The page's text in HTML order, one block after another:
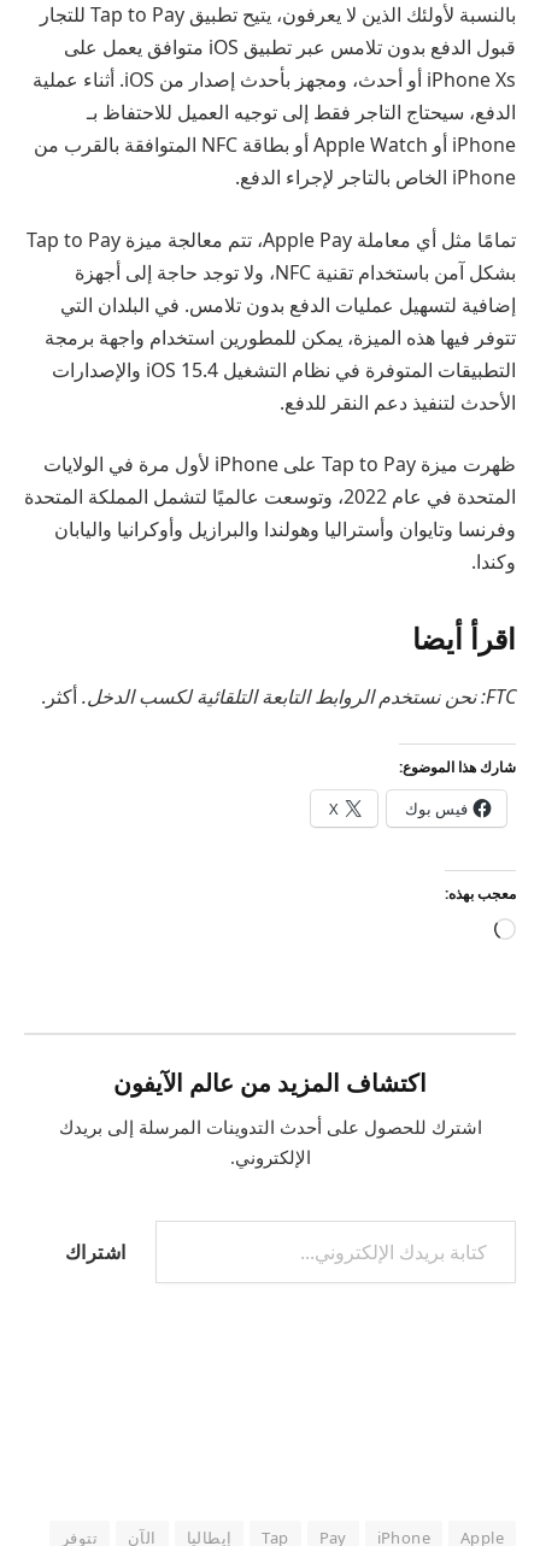
بالنسبة لأولئك الذين لا يعرفون، يتيح تطبيق Tap to Pay للتجار
قبول الدفع بدون تلامس عبر تطبيق iOS متوافق يعمل على
iPhone Xs أو أحدث، ومجهز بأحدث إصدار من iOS. أثناء عملية
الدفع، سيحتاج التاجر فقط إلى توجيه العميل للاحتفاظ بـ
iPhone أو Apple Watch أو بطاقة NFC المتوافقة بالقرب من
iPhone الخاص بالتاجر لإجراء الدفع.
تمامًا مثل أي معاملة Apple Pay، تتم معالجة ميزة Tap to Pay
بشكل آمن باستخدام تقنية NFC، ولا توجد حاجة إلى أجهزة
إضافية لتسهيل عمليات الدفع بدون تلامس. في البلدان التي
تتوفر فيها هذه الميزة، يمكن للمطورين استخدام واجهة برمجة
التطبيقات المتوفرة في نظام التشغيل iOS 15.4 والإصدارات
الأحدث لتنفيذ دعم النقر للدفع.
ظهرت ميزة Tap to Pay على iPhone لأول مرة في الولايات
المتحدة في عام 2022، وتوسعت عالميًا لتشمل المملكة المتحدة
وفرنسا وتايوان وأستراليا وهولندا والبرازيل وأوكرانيا واليابان
وكندا.
اقرأ أيضا
FTC: نحن نستخدم الروابط التابعة التلقائية لكسب الدخل. أكثر.
شارك هذا الموضوع:
فيس بوك X
معجب بهذه:
جاري
اكتشاف المزيد من عالم الآيفون
اشترك للحصول على أحدث التدوينات المرسلة إلى بريدك
الإلكتروني.
كتابة بريدك الإلكتروني...
اشتراك
Apple
iPhone
Pay
Tap إيطاليا الآن
تتوفر